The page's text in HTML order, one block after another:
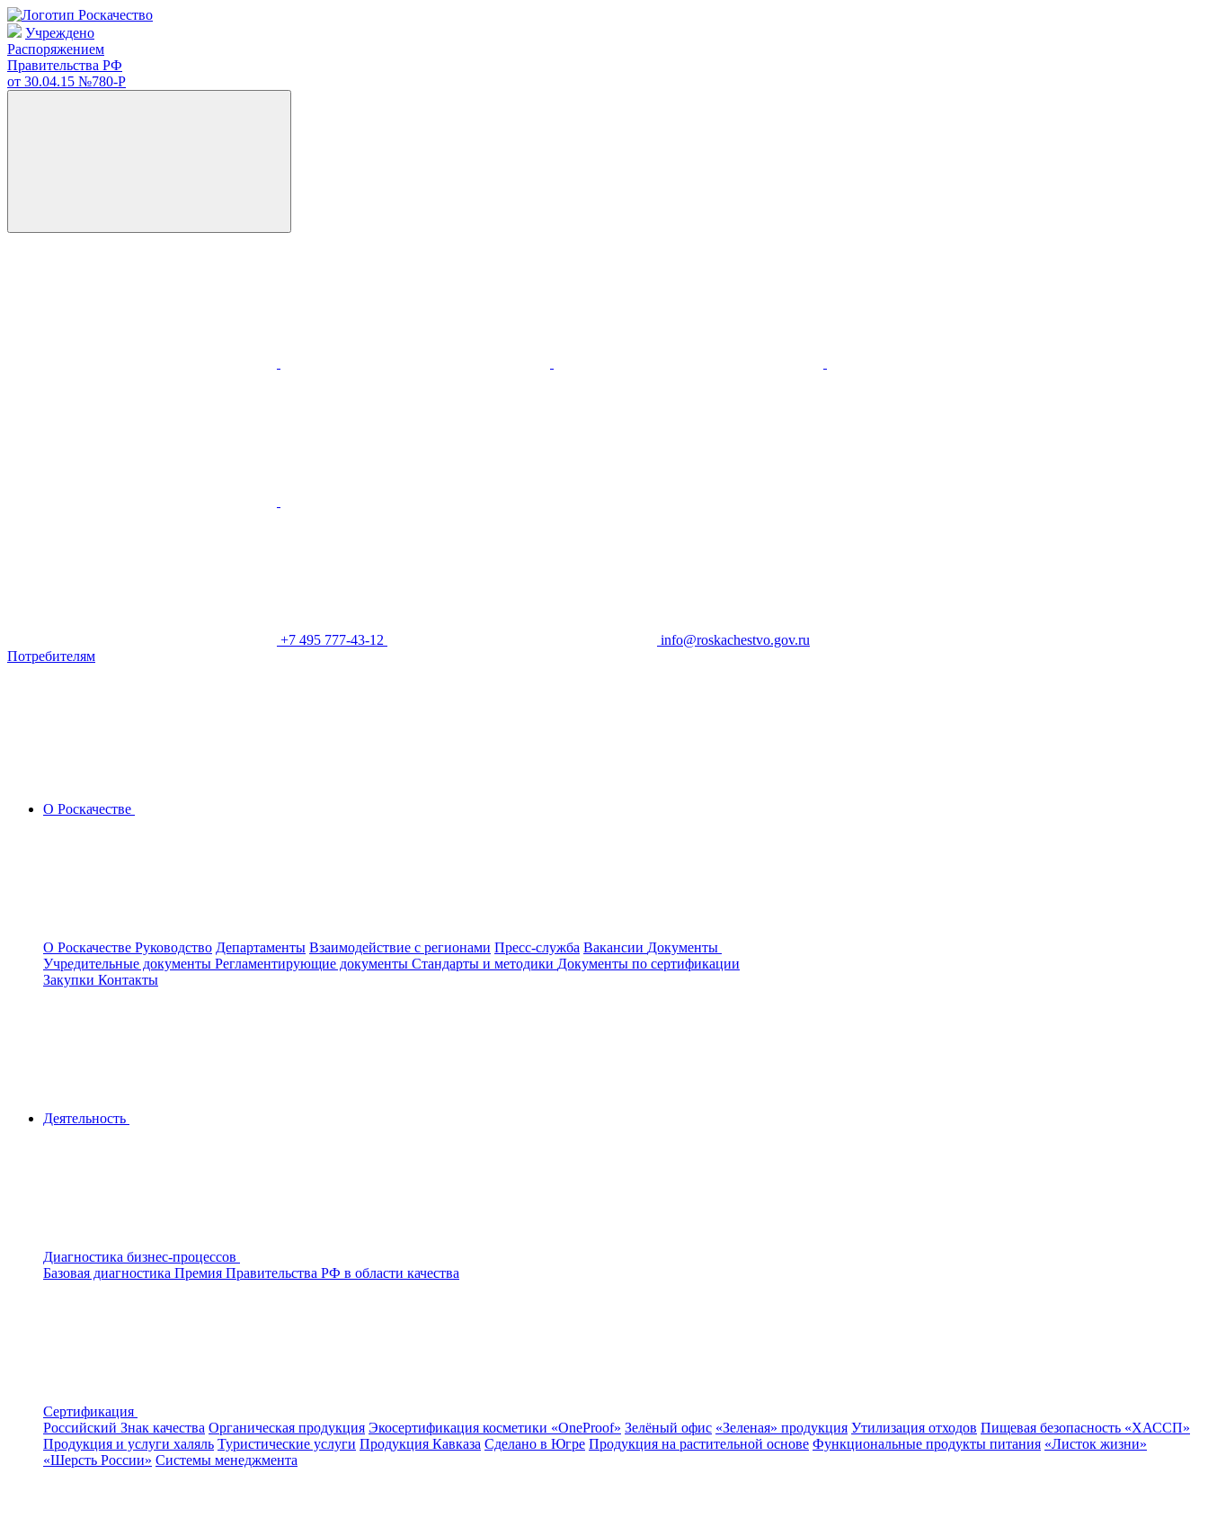
Учреждено
Распоряжением
Правительства РФ
от 30.04.15 №780-Р
+7 495 777-43-12
info@roskachestvo.gov.ru
Потребителям
О Роскачестве
О Роскачестве Руководство Департаменты Взаимодействие с регионами Пресс-служба Вакансии Документы
Учредительные документы Регламентирующие документы Стандарты и методики Документы по сертификации
Закупки Контакты
Деятельность
Диагностика бизнес-процессов
Базовая диагностика Премия Правительства РФ в области качества
Сертификация
Российский Знак качества Органическая продукция Экосертификация косметики «OneProof» Зелёный офис «Зеленая» продукция Утилизация отходов Пищевая безопасность «ХАССП»
Продукция и услуги халяль Туристические услуги Продукция Кавказа Сделано в Югре Продукция на растительной основе Функциональные продукты питания «Листок жизни»
«Шерсть России» Системы менеджмента